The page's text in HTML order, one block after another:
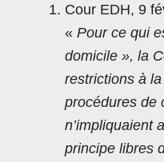
Cour EDH, 9
«Pour ce qui
domicile », la
restrictions à
procédures de
n’impliquaient
principe libres